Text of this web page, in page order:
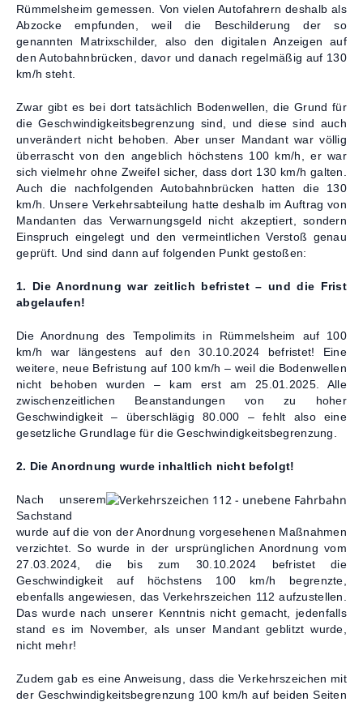
Rümmelsheim gemessen. Von vielen Autofahrern deshalb als
Abzocke empfunden, weil die Beschilderung der so
genannten Matrixschilder, also den digitalen Anzeigen auf
den Autobahnbrücken, davor und danach regelmäßig auf 130
km/h steht.
Zwar gibt es bei dort tatsächlich Bodenwellen, die Grund für
die Geschwindigkeitsbegrenzung sind, und diese sind auch
unverändert nicht behoben. Aber unser Mandant war völlig
überrascht von den angeblich höchstens 100 km/h, er war
sich vielmehr ohne Zweifel sicher, dass dort 130 km/h galten.
Auch die nachfolgenden Autobahnbrücken hatten die 130
km/h. Unsere Verkehrsabteilung hatte deshalb im Auftrag von
Mandanten das Verwarnungsgeld nicht akzeptiert, sondern
Einspruch eingelegt und den vermeintlichen Verstoß genau
geprüft. Und sind dann auf folgenden Punkt gestoßen:
1. Die Anordnung war zeitlich befristet – und die Frist
abgelaufen!
Die Anordnung des Tempolimits in Rümmelsheim auf 100
km/h war längestens auf den 30.10.2024 befristet! Eine
weitere, neue Befristung auf 100 km/h – weil die Bodenwellen
nicht behoben wurden – kam erst am 25.01.2025. Alle
zwischenzeitlichen Beanstandungen von zu hoher
Geschwindigkeit – überschlägig 80.000 – fehlt also eine
gesetzliche Grundlage für die Geschwindigkeitsbegrenzung.
2. Die Anordnung wurde inhaltlich nicht befolgt!
Nach unserem
Sachstand
wurde auf die von der Anordnung vorgesehenen Maßnahmen
verzichtet. So wurde in der ursprünglichen Anordnung vom
27.03.2024, die bis zum 30.10.2024 befristet die
Geschwindigkeit auf höchstens 100 km/h begrenzte,
ebenfalls angewiesen, das Verkehrszeichen 112 aufzustellen.
Das wurde nach unserer Kenntnis nicht gemacht, jedenfalls
stand es im November, als unser Mandant geblitzt wurde,
nicht mehr!
Zudem gab es eine Anweisung, dass die Verkehrszeichen mit
der Geschwindigkeitsbegrenzung 100 km/h auf beiden Seiten